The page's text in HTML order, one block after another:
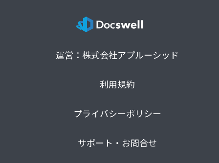
運営：株式会社アプルーシッド
利用規約
プライバシーポリシー
サポート・お問合せ